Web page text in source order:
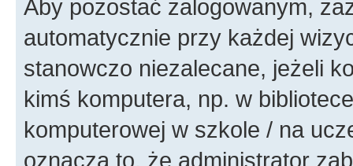
Aby pozostać zalogowanym,
automatycznie przy każdej
stanowczo niezalecane, jeżeli
kimś komputera, np. w
komputerowej w szkole / na
oznacza to, że administrator